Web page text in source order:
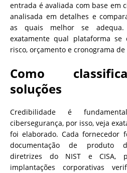
entrada é avaliada com base em
analisada em detalhes e
as quais melhor se
exatamente qual plataforma
risco, orçamento e cronograma de
Como
soluções
Credibilidade é
cibersegurança, por isso, veja
foi elaborado. Cada fornecedor
documentação de produto
diretrizes do NIST e CISA,
implantações corporativas